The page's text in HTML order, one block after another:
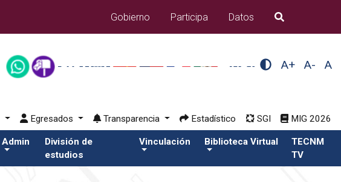
Gobierno
Participa Datos B�squeda
A+ A- A
Egresados Transparencia Estadístico SGI MIG 2026
Admin
División de
estudios
Vinculación Biblioteca Virtual
TECNM
TV